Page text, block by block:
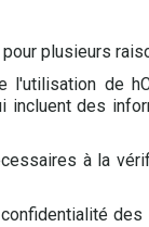
plusieurs
de
des
à la